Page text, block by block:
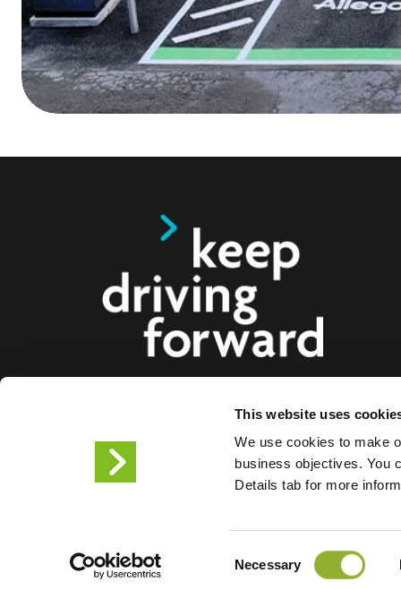
This website uses
We use cookies to make
business objectives. You
Details tab for more
Necessary
Vi tilbyr smarte ladeløsninger for elbiler,
lastebiler til forbrukere, bedrifter og byer. Våre
ladeløsninger gjør det enklere for bedrifter og
infrastrukturen elbilister trenger, samtidig som
Vilkår for bruk
Informasjonskapsler